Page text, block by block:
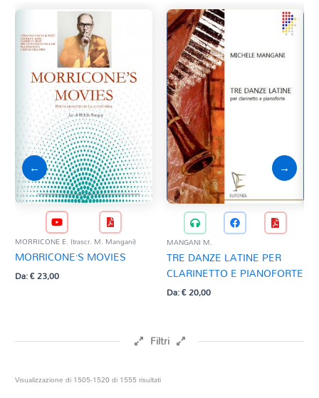
←
MORRICONE E. (trascr. M. Mangani)
MORRICONE’S MOVIES
Da:€23,00
MANGANI M.
TRE DANZE LATINE PER
CLARINETTO E PIANOFORTE
Da:€20,00
→
Filtri
Visualizzazione di 1505-1520 di 1555 risultatiOrdina
in